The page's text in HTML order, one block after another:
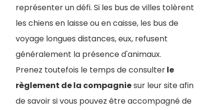
représenter un défi. Si les bus de villes tolèrent
les chiens en laisse ou en caisse, les bus de
voyage longues distances, eux, refusent
généralement la présence d'animaux.
Prenez toutefois le temps de consulterle
règlement de la compagniesur leur site afin
de savoir si vous pouvez être accompagné de